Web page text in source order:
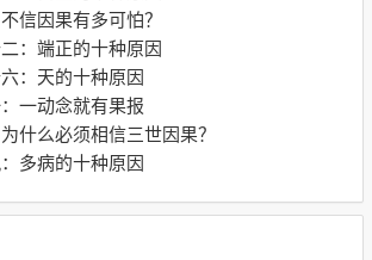
信因果有多可怕？
：端正的十种原因
：天的十种原因
一动念就有果报
什么必须相信三世因果？
多病的十种原因